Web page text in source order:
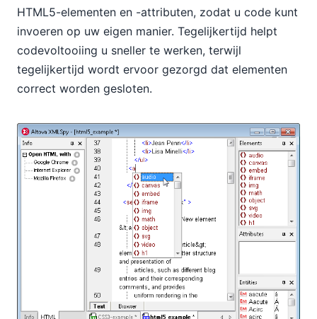
HTML5-elementen en -attributen, zodat u code kunt
invoeren op uw eigen manier. Tegelijkertijd helpt
codevoltooiing u sneller te werken, terwijl
tegelijkertijd wordt ervoor gezorgd dat elementen
correct worden gesloten.